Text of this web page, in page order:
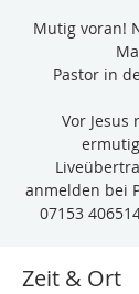
Mutig voran!
Pastor in
Vor
anmelden bei
07153
Zeit & Ort